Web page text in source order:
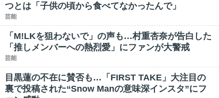
つとは「子供の頃から食べてなかったんで」
芸能
「M!LKを狙わないで」の声も…村重杏奈が告白した
「推しメンバーへの熱烈愛」にファンが大警戒
芸能
目黒蓮の不在に賛否も…「FIRST TAKE」大注目の
裏で投稿された“Snow Manの意味深インスタ”にフ